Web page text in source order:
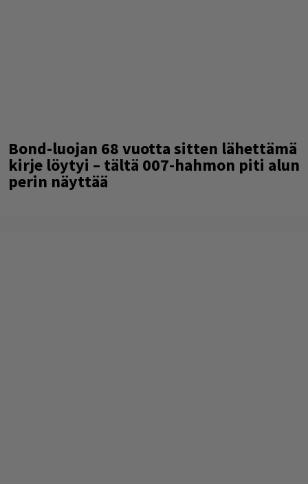
Bond-luojan 68 vuotta sitten lähettämä
kirje löytyi – tältä 007-hahmon piti alun
perin näyttää